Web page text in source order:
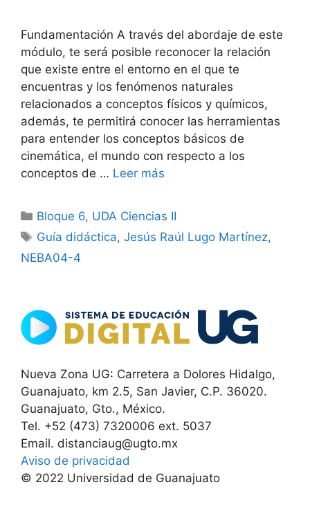
Fundamentación A través del abordaje de este
módulo, te será posible reconocer la relación
que existe entre el entorno en el que te
encuentras y los fenómenos naturales
relacionados a conceptos físicos y químicos,
además, te permitirá conocer las herramientas
para entender los conceptos básicos de
cinemática, el mundo con respecto a los
conceptos de … Leer más
Categorías
Bloque 6, UDA Ciencias II
Etiquetas
Guía didáctica,Jesús Raúl Lugo Martínez,
NEBA04-4
Nueva Zona UG: Carretera a Dolores Hidalgo,
Guanajuato, km 2.5, San Javier, C.P. 36020.
Guanajuato, Gto., México.
Tel. +52 (473) 7320006 ext. 5037
Email. distanciaug@ugto.mx
Aviso de privacidad
© 2022 Universidad de Guanajuato